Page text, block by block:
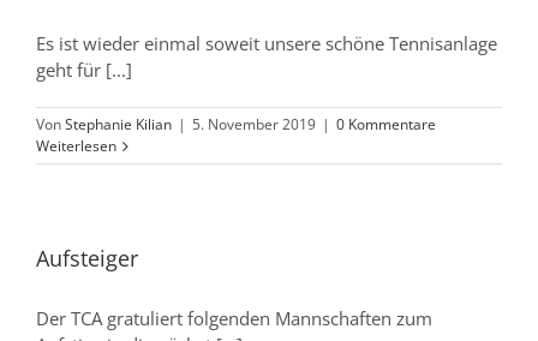
Es ist wieder einmal soweit unsere schöne Tennisanlage
geht für [...]
VonStephanie Kilian | 5. November 2019 | 0 Kommentare
Weiterlesen
Aufsteiger
Der TCA gratuliert folgenden Mannschaften zum